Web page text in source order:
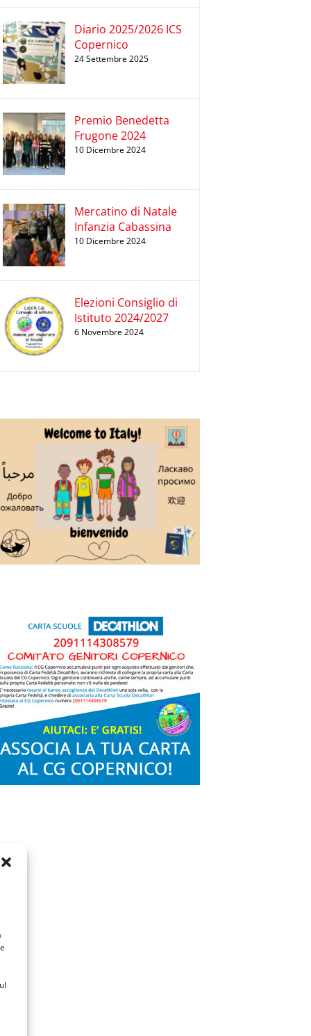
Diario 2025/2026 ICS
Copernico
24 Settembre 2025
Premio Benedetta
Frugone 2024
10 Dicembre 2024
Mercatino di Natale
Infanzia Cabassina
10 Dicembre 2024
Elezioni Consiglio di
Istituto 2024/2027
6 Novembre 2024